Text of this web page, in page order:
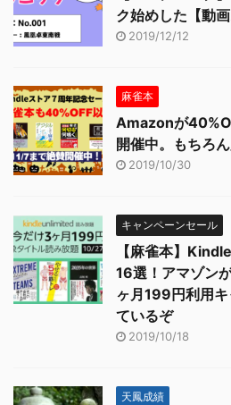
ク始めした【動画
2019/12/12
麻雀本
Amazonが
開催中。もちろ
2019/10/30
キャンペーンセール
【麻雀本】
16選！アマゾン
ヶ月199円利用
ているぞ
2019/10/18
天鳳成績